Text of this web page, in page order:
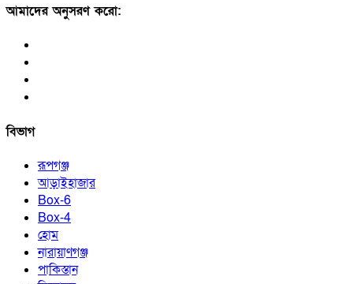
আমাদের অনুসরণ করো:
বিভাগ
রূপগঞ্জ
আড়াইহাজার
Box-6
Box-4
হোম
নারায়াণগঞ্জ
পাকিস্তান